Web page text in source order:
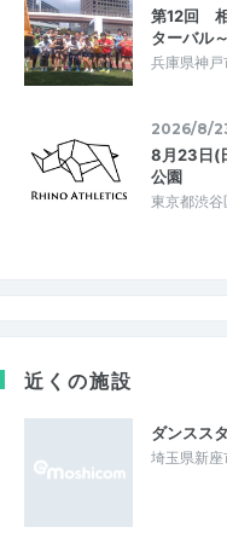
第12回
ターバル～
兵庫県神戸
2026/8/
8月23日(
公園
東京都渋谷
近くの施設
ダンスス
埼玉県新座